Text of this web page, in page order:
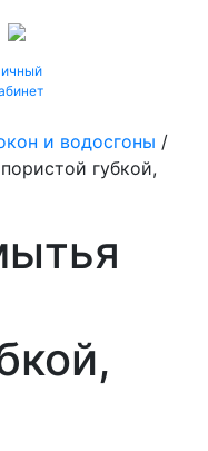
и водосгоны /
губкой,